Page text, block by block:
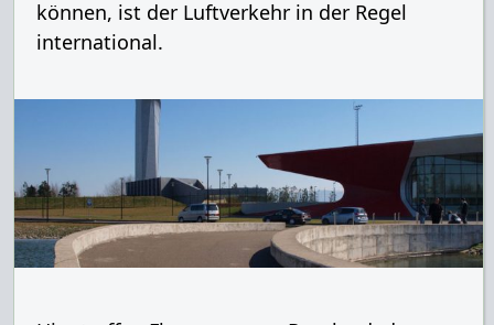
können, ist der Luftverkehr in der Regel
international.